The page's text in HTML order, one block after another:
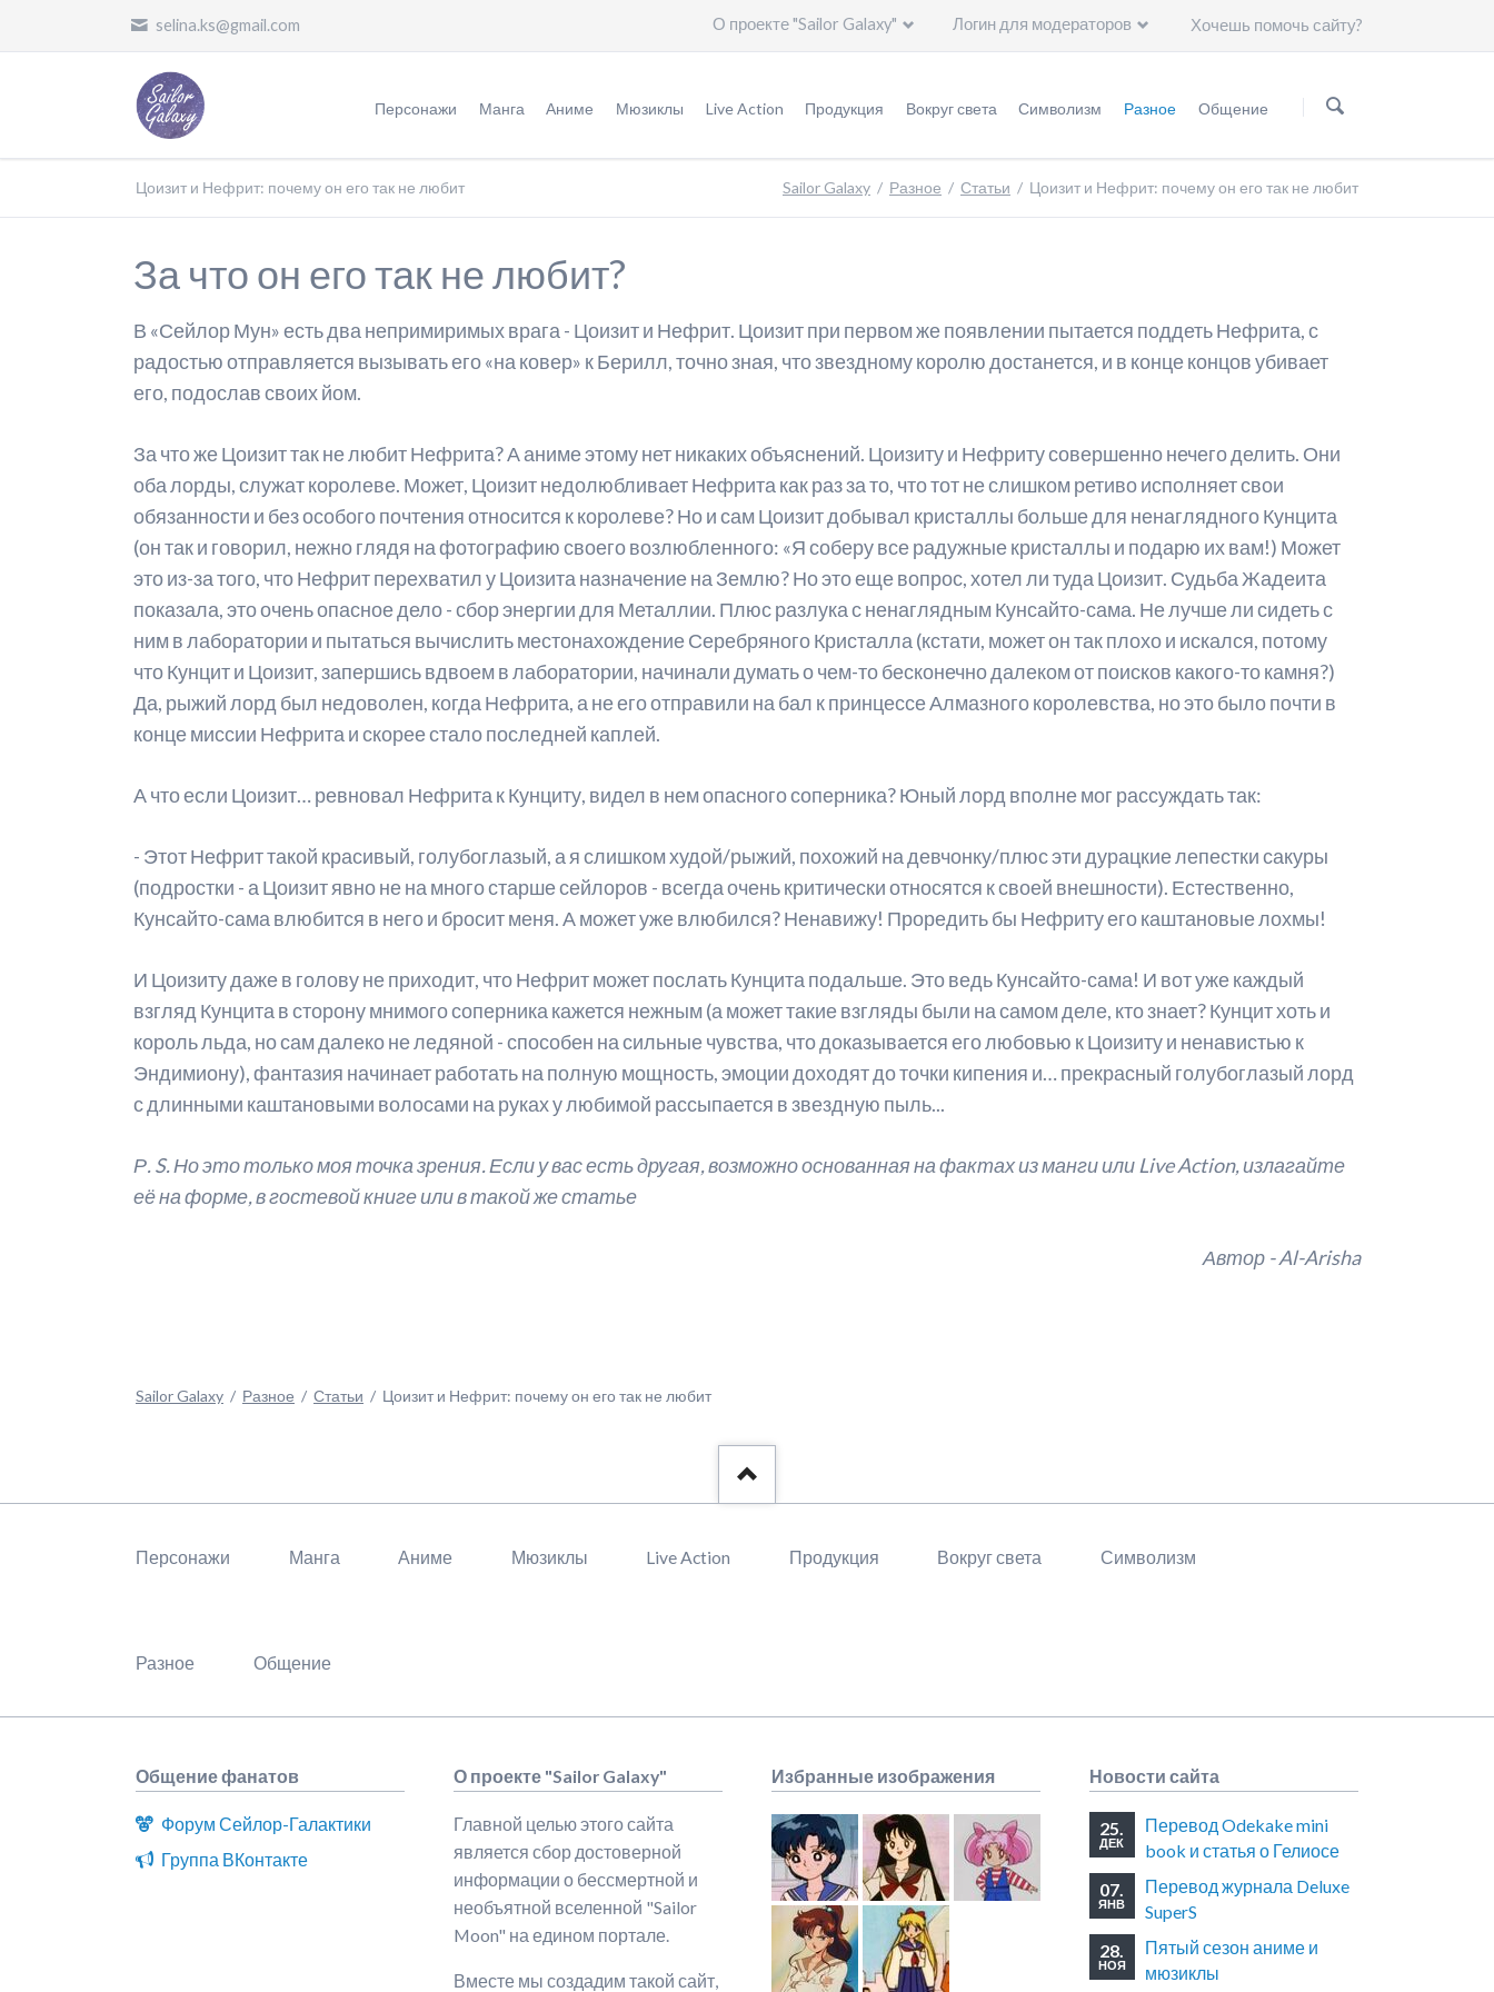
selina.ks@gmail.com Хочешь помочь сайту?
Логин для модераторов
О проекте "Sailor Galaxy"
навигацию
Персонажи
Воительницы
Злодеи
Другие
Манга
Оригинальная версия
Переизданная версия
Переиздание: бунко
Пересказ событий
Отличия аниме от манги
Рейтинг персонажей
Места из манги
Анкеты с официального сайта
Создатели манги
Манга-артбуки
Аниме
Оригинал аниме (1992 - 1997)
Ремейк "Кристалл" (2014 - ...)
Мюзиклы
Специальное видео
Актеры
Печатная продукция
Видео
Дополнительно
Мюзиклы для начинающих
Live Action
Информация
Эпизоды
Артбуки
Продукция
Игрушки
Вокруг света
Общая информация
Германия
Корея
Россия
США
Символизм
Мифология
Астрология
Символы
Японские иероглифы
Цвет волос
Разное
Чему нас научили герои "Сейлор Мун"?
Общение
Группа ВKонтакте
Цоизит и Нефрит: почему он его так не любит Sailor Galaxy Разное Статьи Цоизит и Нефрит: почему он его так не любит
За что он его так не любит?
В «Сейлор Мун» есть два непримиримых врага - Цоизит и Нефрит. Цоизит при первом же появлении пытается поддеть Нефрита, с
радостью отправляется вызывать его «на ковер» к Берилл, точно зная, что звездному королю достанется, и в конце концов убивает
его, подослав своих йом.
За что же Цоизит так не любит Нефрита? А аниме этому нет никаких объяснений. Цоизиту и Нефриту совершенно нечего делить. Они
оба лорды, служат королеве. Может, Цоизит недолюбливает Нефрита как раз за то, что тот не слишком ретиво исполняет свои
обязанности и без особого почтения относится к королеве? Но и сам Цоизит добывал кристаллы больше для ненаглядного Кунцита
(он так и говорил, нежно глядя на фотографию своего возлюбленного: «Я соберу все радужные кристаллы и подарю их вам!) Может
это из-за того, что Нефрит перехватил у Цоизита назначение на Землю? Но это еще вопрос, хотел ли туда Цоизит. Судьба Жадеита
показала, это очень опасное дело - сбор энергии для Металлии. Плюс разлука с ненаглядным Кунсайто-сама. Не лучше ли сидеть с
ним в лаборатории и пытаться вычислить местонахождение Серебряного Кристалла (кстати, может он так плохо и искался, потому
что Кунцит и Цоизит, запершись вдвоем в лаборатории, начинали думать о чем-то бесконечно далеком от поисков какого-то камня?)
Да, рыжий лорд был недоволен, когда Нефрита, а не его отправили на бал к принцессе Алмазного королевства, но это было почти в
конце миссии Нефрита и скорее стало последней каплей.
А что если Цоизит… ревновал Нефрита к Кунциту, видел в нем опасного соперника? Юный лорд вполне мог рассуждать так:
- Этот Нефрит такой красивый, голубоглазый, а я слишком худой/рыжий, похожий на девчонку/плюс эти дурацкие лепестки сакуры
(подростки - а Цоизит явно не на много старше сейлоров - всегда очень критически относятся к своей внешности). Естественно,
Кунсайто-сама влюбится в него и бросит меня. А может уже влюбился? Ненавижу! Проредить бы Нефриту его каштановые лохмы!
И Цоизиту даже в голову не приходит, что Нефрит может послать Кунцита подальше. Это ведь Кунсайто-сама! И вот уже каждый
взгляд Кунцита в сторону мнимого соперника кажется нежным (а может такие взгляды были на самом деле, кто знает? Кунцит хоть и
король льда, но сам далеко не ледяной - способен на сильные чувства, что доказывается его любовью к Цоизиту и ненавистью к
Эндимиону), фантазия начинает работать на полную мощность, эмоции доходят до точки кипения и… прекрасный голубоглазый лорд
с длинными каштановыми волосами на руках у любимой рассыпается в звездную пыль...
Р. S. Но это только моя точка зрения. Если у вас есть другая, возможно основанная на фактах из манги или Live Action, излагайте
её на форме, в гостевой книге или в такой же статье
Автор - Al-Arisha
Sailor Galaxy Разное Статьи Цоизит и Нефрит: почему он его так не любит
навигацию
Персонажи Манга Аниме Мюзиклы Live Action Продукция Вокруг света Символизм
Разное Общение
Общение фанатов
Форум Сейлор-Галактики
Группа ВКонтакте
О проекте "Sailor Galaxy"
Главной целью этого сайта
является сбор достоверной
информации о бессмертной и
необъятной вселенной "Sailor
Moon" на едином портале.
Вместе мы создадим такой сайт,
Избранные изображения Новости сайта
25.
ДЕК
Перевод Odekake mini
book и статья о Гелиосе
07.
ЯНВ
Перевод журнала Deluxe
SuperS
28.
НОЯ
Пятый сезон аниме и
мюзиклы